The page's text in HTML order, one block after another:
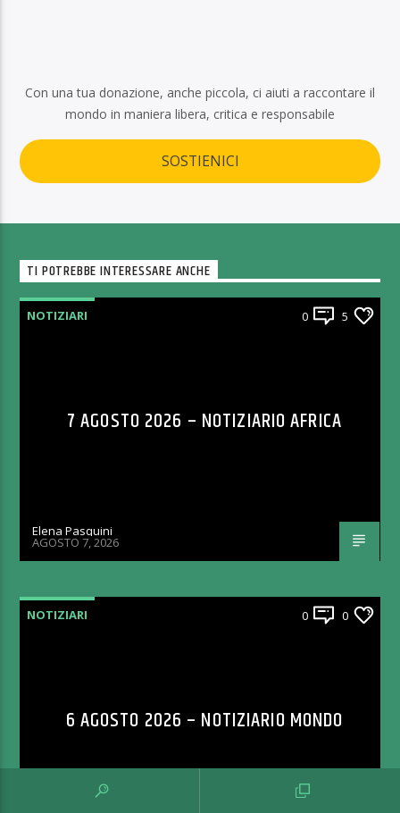
Con una tua donazione, anche piccola, ci aiuti a raccontare il
mondo in maniera libera, critica e responsabile
SOSTIENICI
TI POTREBBE INTERESSARE ANCHE
NOTIZIARI 0 5
7 AGOSTO 2026 – NOTIZIARIO AFRICA
Elena Pasquini
AGOSTO 7, 2026
NOTIZIARI 0 0
6 AGOSTO 2026 – NOTIZIARIO MONDO